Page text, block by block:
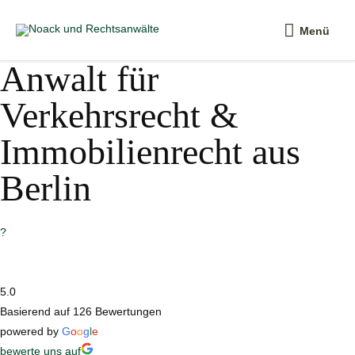
Inhalt
Menü
Menü
Anwalt für
Verkehrsrecht &
Immobilienrecht aus
Berlin
?
5.0
Basierend auf 126 Bewertungen
powered by Goog e
bewerte uns auf